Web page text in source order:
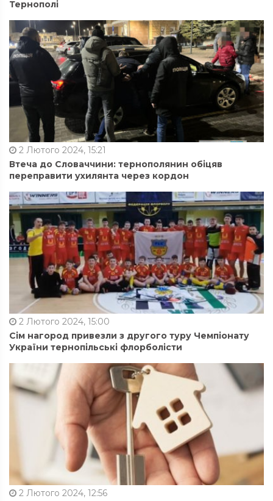
Тернополі
2 Лютого 2024, 15:21
Втеча до Словаччини: тернополянин обіцяв
переправити ухилянта через кордон
2 Лютого 2024, 15:00
Сім нагород привезли з другого туру Чемпіонату
України тернопільські флорболісти
2 Лютого 2024, 12:56